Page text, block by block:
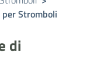
Stromboli
di